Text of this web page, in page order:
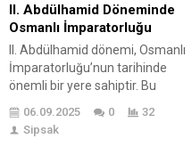
II. Abdülhamid Döneminde
Osmanlı İmparatorluğu
II. Abdülhamid dönemi, Osmanlı
İmparatorluğu’nun tarihinde
önemli bir yere sahiptir. Bu
uzanırken, hem siyasi hem de
sosyal değişimlerin yaşandığı bir
06.09.2025 0
32
Sipsak